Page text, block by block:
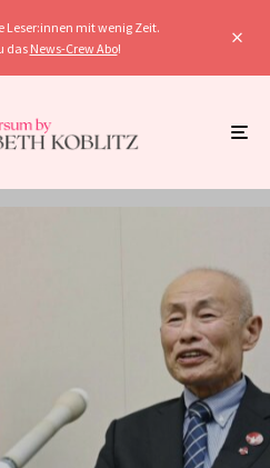
Leser:innen mit wenig Zeit.
das News-Crew Abo!